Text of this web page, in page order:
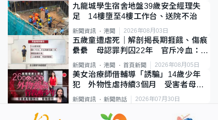
九龍城學生宿舍地盤39歲安全經理失
足 14樓墮至4樓工作台、送院不治
新聞資訊 港聞 2026年08月03日
五歲童遭虐死｜解剖揭長期捱餓、傷痕
纍纍 母認罪判囚22年 官斥冷血：同
類案最惡劣
新聞資訊 港聞 首頁新聞 2026年08月05日
美女治療師借輔導「誘騙」14歲少年
犯 外物性虐持續3個月 受害者母：
要保護其他人
新聞資訊 新聞熱話 2026年07月30日